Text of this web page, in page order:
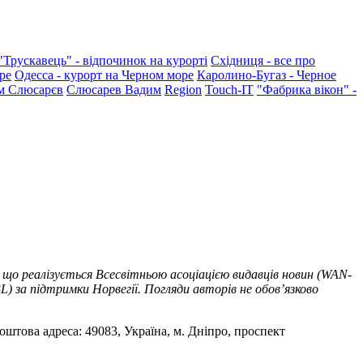
- відпочинок на курорті Східниця - все про
Одесса - курорт на Черном море Каролино-Бугаз - Черное
Слюсарєв Слюсарев Вадим Region Touch-IT "Фабрика вікон" -
Всесвітньою асоціацією видавців новин (WAN-
підтримки Норвегії. Погляди авторів не обов’язково
адреса: 49083, Україна, м. Дніпро, проспект